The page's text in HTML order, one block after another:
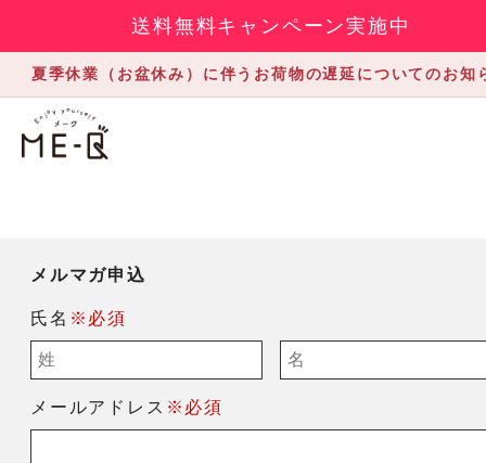
送料無料キャンペーン実施中
夏季休業（お盆休み）に伴うお荷物の遅延についてのお知
メルマガ申込
氏名 ※必須
メールアドレス ※必須